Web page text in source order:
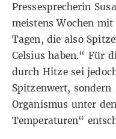
Pressesprecherin
meistens Wochen
Tagen, die also
Celsius haben.“ Für
durch Hitze sei
Spitzenwert, sondern
Organismus unter
Temperaturen“